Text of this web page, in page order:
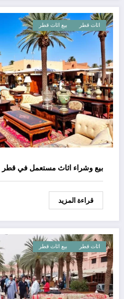
اثاث قطر بيع اثاث قطر
بيع وشراء اثاث مستعمل في قطر
قراءة المزيد
اثاث قطر بيع اثاث قطر